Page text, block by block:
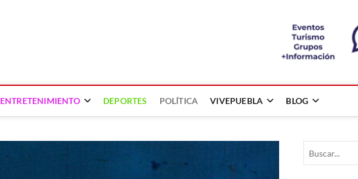
ENTRETENIMIENTO DEPORTES POLÍTICA VIVEPUEBLA BLOG